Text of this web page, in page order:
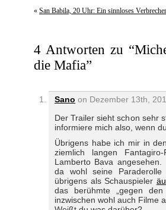
« San Babila, 20 Uhr: Ein sinnloses
4 Antworten zu
die Mafia”
Sano on Dezember 13th,
Der Trailer sieht schon sehr
informiere mich also, wenn
Übrigens habe ich mir in
ziemlich langen
Lamberto Bava
da wohl seine
übrigens als Schauspieler
das berühmte „gegen
inzwischen wohl auch Filme